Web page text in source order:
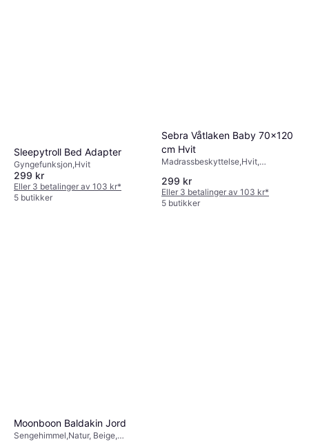
Sleepytroll Bed Adapter
Gyngefunksjon,Hvit
299 kr
Eller 3 betalinger av 103 kr*
5 butikker
Sebra Våtlaken Baby 70x120
cm Hvit
Madrassbeskyttelse,Hvit,
299 kr
Eller 3 betalinger av 103 kr*
5 butikker
Moonboon Baldakin Jord
Sengehimmel,Natur, Beige,